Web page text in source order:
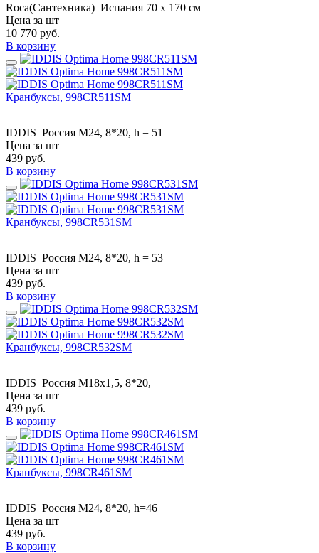
Roca(Сантехника) Испания 70 x 170 см
Цена за шт
10 770 руб.
В корзину
Кранбуксы, 998CR511SM
IDDIS Россия M24, 8*20, h = 51
Цена за шт
439 руб.
В корзину
Кранбуксы, 998CR531SM
IDDIS Россия M24, 8*20, h = 53
Цена за шт
439 руб.
В корзину
Кранбуксы, 998CR532SM
IDDIS Россия M18x1,5, 8*20,
Цена за шт
439 руб.
В корзину
Кранбуксы, 998CR461SM
IDDIS Россия M24, 8*20, h=46
Цена за шт
439 руб.
В корзину